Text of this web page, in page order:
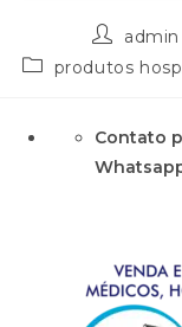
admin
produtos
Contato